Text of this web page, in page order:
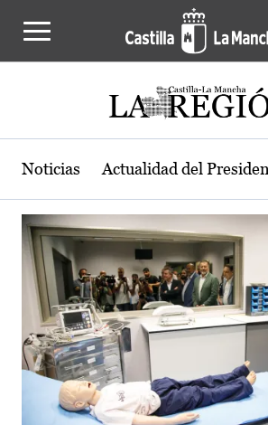
Actualidad de la
Noticias Actualidad del